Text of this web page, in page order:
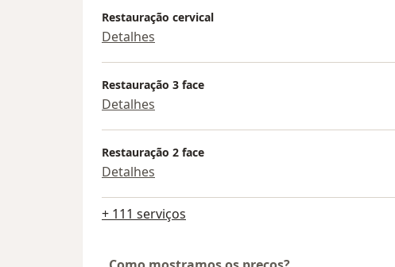
Restauração cervical
Detalhes
Restauração 3 face
Detalhes
Restauração 2 face
Detalhes
+ 111 serviços